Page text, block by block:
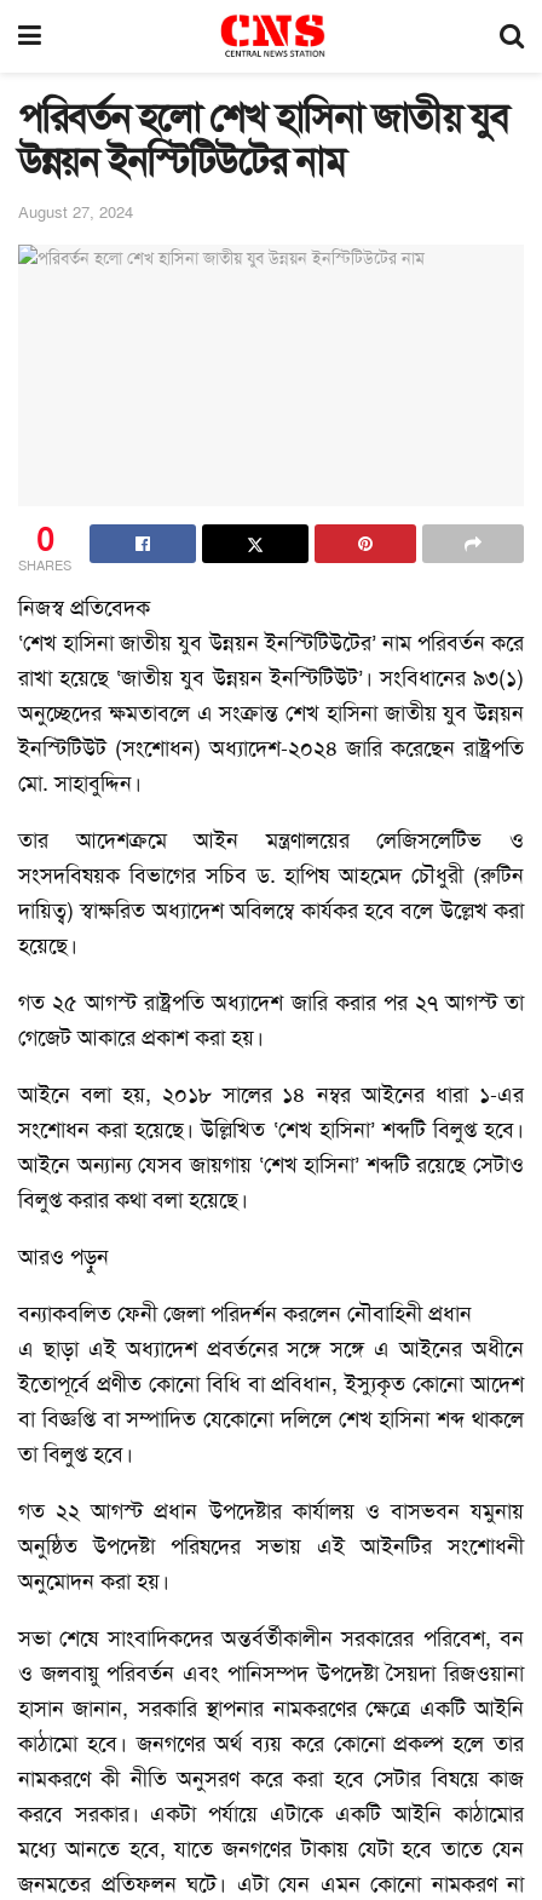
পরিবর্তন হলো শেখ হাসিনা জাতীয় যুব
‍উন্নয়ন ইনস্টিটিউটের নাম
August 27, 2024
0
SHARES
নিজস্ব প্রতিবেদক
‘শেখ হাসিনা জাতীয় যুব ‍উন্নয়ন ইনস্টিটিউটের’ নাম পরিবর্তন করে
রাখা হয়েছে ‘জাতীয় যুব উন্নয়ন ইনস্টিটিউট’। সংবিধানের ৯৩(১)
অনুচ্ছেদের ক্ষমতাবলে এ সংক্রান্ত শেখ হাসিনা জাতীয় যুব উন্নয়ন
ইনস্টিটিউট (সংশোধন) অধ্যাদেশ-২০২৪ জারি করেছেন রাষ্ট্রপতি
মো. সাহাবুদ্দিন।
তার আদেশক্রমে আইন মন্ত্রণালয়ের লেজিসলেটিভ ও
সংসদবিষয়ক বিভাগের সচিব ড. হাপিষ আহমেদ চৌধুরী (রুটিন
দায়িত্ব) স্বাক্ষরিত অধ্যাদেশ অবিলম্বে কার্যকর হবে বলে উল্লেখ করা
হয়েছে।
গত ২৫ আগস্ট রাষ্ট্রপতি অধ্যাদেশ জারি করার পর ২৭ আগস্ট তা
গেজেট আকারে প্রকাশ করা হয়।
আইনে বলা হয়, ২০১৮ সালের ১৪ নম্বর আইনের ধারা ১-এর
সংশোধন করা হয়েছে। উল্লিখিত ‘শেখ হাসিনা’ শব্দটি বিলুপ্ত হবে।
আইনে অন্যান্য যেসব জায়গায় ‘শেখ হাসিনা’ শব্দটি রয়েছে সেটাও
বিলুপ্ত করার কথা বলা হয়েছে।
আরও পড়ুন
বন্যাকবলিত ফেনী জেলা পরিদর্শন করলেন নৌবাহিনী প্রধান
এ ছাড়া এই অধ্যাদেশ প্রবর্তনের সঙ্গে সঙ্গে এ আইনের অধীনে
ইতোপূর্বে প্রণীত কোনো বিধি বা প্রবিধান, ইস্যুকৃত কোনো আদেশ
বা বিজ্ঞপ্তি বা সম্পাদিত যেকোনো দলিলে শেখ হাসিনা শব্দ থাকলে
তা বিলুপ্ত হবে।
গত ২২ আগস্ট প্রধান উপদেষ্টার কার্যালয় ও বাসভবন যমুনায়
অনুষ্ঠিত উপদেষ্টা পরিষদের সভায় এই আইনটির সংশোধনী
অনুমোদন করা হয়।
সভা শেষে সাংবাদিকদের অন্তর্বর্তীকালীন সরকারের পরিবেশ, বন
ও জলবায়ু পরিবর্তন এবং পানিসম্পদ উপদেষ্টা সৈয়দা রিজওয়ানা
হাসান জানান, সরকারি স্থাপনার নামকরণের ক্ষেত্রে একটি আইনি
কাঠামো হবে। জনগণের অর্থ ব্যয় করে কোনো প্রকল্প হলে তার
নামকরণে কী নীতি অনুসরণ করে করা হবে সেটার বিষয়ে কাজ
করবে সরকার। একটা পর্যায়ে এটাকে একটি আইনি কাঠামোর
মধ্যে আনতে হবে, যাতে জনগণের টাকায় যেটা হবে তাতে যেন
জনমতের প্রতিফলন ঘটে। এটা যেন এমন কোনো নামকরণ না